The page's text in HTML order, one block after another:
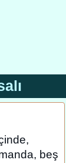
beş